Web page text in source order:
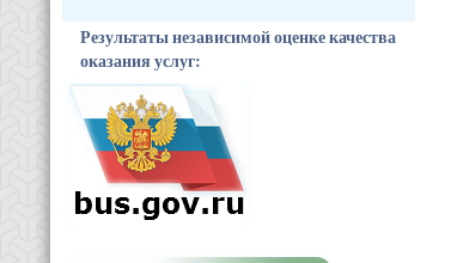
Результаты независимой оценке качества
оказания услуг: